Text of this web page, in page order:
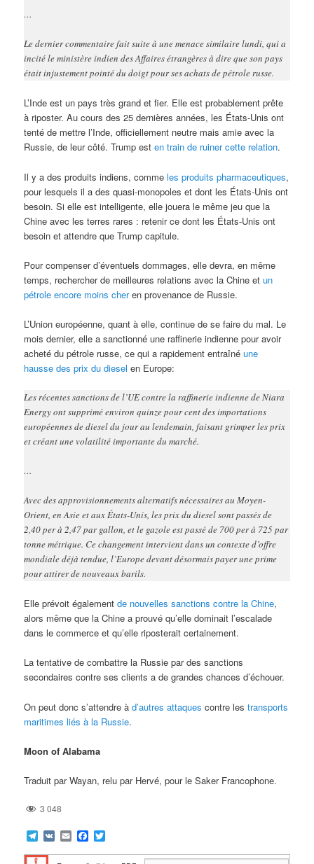
…
Le dernier commentaire fait suite à une menace similaire lundi, qui a
incité le ministère indien des Affaires étrangères à dire que son pays
était injustement pointé du doigt pour ses achats de pétrole russe.
L’Inde est un pays très grand et fier. Elle est probablement prête
à riposter. Au cours des 25 dernières années, les États-Unis ont
tenté de mettre l’Inde, officiellement neutre mais amie avec la
Russie, de leur côté. Trump esten train de ruiner cette relation.
Il y a des produits indiens, commeles produits pharmaceutiques,
pour lesquels il a des quasi-monopoles et dont les États-Unis ont
besoin. Si elle est intelligente, elle jouera le même jeu que la
Chine avec les terres rares : retenir ce dont les États-Unis ont
besoin et attendre que Trump capitule.
Pour compenser d’éventuels dommages, elle devra, en même
temps, rechercher de meilleures relations avec la Chine etun
pétrole encore moins cheren provenance de Russie.
L’Union européenne, quant à elle, continue de se faire du mal. Le
mois dernier, elle a sanctionné une raffinerie indienne pour avoir
acheté du pétrole russe, ce qui a rapidement entraînéune
hausse des prix du diesel en Europe:
Les récentes sanctions de l’UE contre la raffinerie indienne de Niara
Energy ont supprimé environ quinze pour cent des importations
européennes de diesel du jour au lendemain, faisant grimper les prix
et créant une volatilité importante du marché.
…
Avec des approvisionnements alternatifs nécessaires au Moyen-
Orient, en Asie et aux États-Unis, les prix du diesel sont passés de
2,40 per à 2,47 par gallon, et le gazole est passé de 700 per à 725 par
tonne métrique. Ce changement intervient dans un contexte d’offre
mondiale déjà tendue, l’Europe devant désormais payer une prime
pour attirer de nouveaux barils.
Elle prévoit égalementde nouvelles sanctions contre la Chine,
alors même que la Chine a prouvé qu’elle dominait l’escalade
dans le commerce et qu’elle riposterait certainement.
La tentative de combattre la Russie par des sanctions
secondaires contre ses clients a de grandes chances d’échouer.
On peut donc s’attendre àd’autres attaques contre lestransports
maritimes liés à la Russie.
Moon of Alabama
Traduit par Wayan, relu par Hervé, pour le Saker Francophone.
3 048
Telegram
VK EmailFacebook